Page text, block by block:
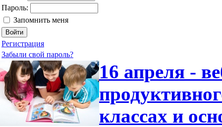
Пароль:
Запомнить меня
Регистрация
Забыли свой пароль?
16 апреля -
классах и